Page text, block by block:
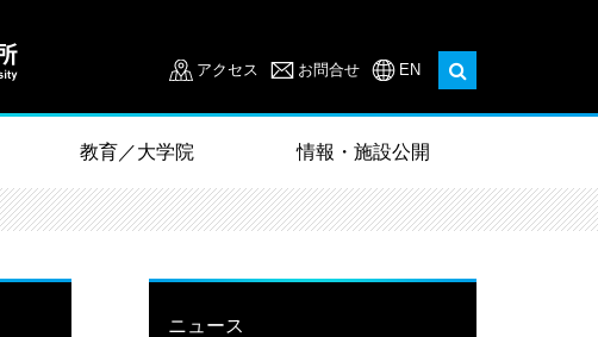
アクセス お問合せ EN
教育／大学院 情報・施設公開
ニュース